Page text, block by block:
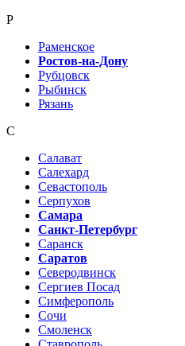
Р
Раменское
Ростов-на-Дону
Рубцовск
Рыбинск
Рязань
С
Салават
Салехард
Севастополь
Серпухов
Самара
Санкт-Петербург
Саранск
Саратов
Северодвинск
Сергиев Посад
Симферополь
Сочи
Смоленск